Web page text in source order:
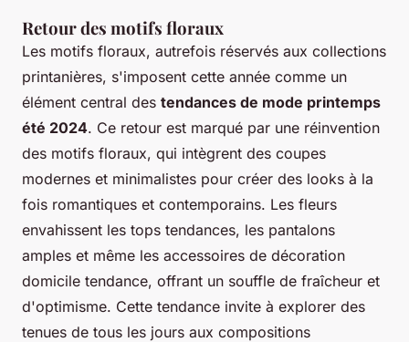
Retour des motifs floraux
Les motifs floraux, autrefois réservés aux collections
printanières, s'imposent cette année comme un
élément central des tendances de mode printemps
été 2024. Ce retour est marqué par une réinvention
des motifs floraux, qui intègrent des coupes
modernes et minimalistes pour créer des looks à la
fois romantiques et contemporains. Les fleurs
envahissent les tops tendances, les pantalons
amples et même les accessoires de décoration
domicile tendance, offrant un souffle de fraîcheur et
d'optimisme. Cette tendance invite à explorer des
tenues de tous les jours aux compositions